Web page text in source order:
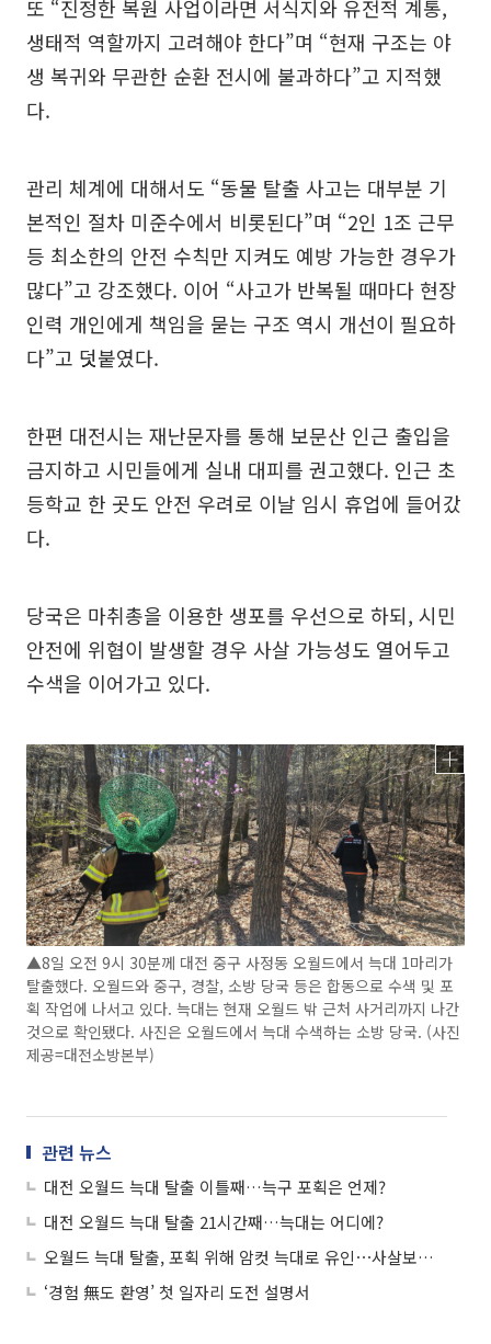
또 “진정한 복원 사업이라면 서식지와 유전적 계통,
생태적 역할까지 고려해야 한다”며 “현재 구조는 야
생 복귀와 무관한 순환 전시에 불과하다”고 지적했
다.
관리 체계에 대해서도 “동물 탈출 사고는 대부분 기
본적인 절차 미준수에서 비롯된다”며 “2인 1조 근무
등 최소한의 안전 수칙만 지켜도 예방 가능한 경우가
많다”고 강조했다. 이어 “사고가 반복될 때마다 현장
인력 개인에게 책임을 묻는 구조 역시 개선이 필요하
다”고 덧붙였다.
한편 대전시는 재난문자를 통해 보문산 인근 출입을
금지하고 시민들에게 실내 대피를 권고했다. 인근 초
등학교 한 곳도 안전 우려로 이날 임시 휴업에 들어갔
다.
당국은 마취총을 이용한 생포를 우선으로 하되, 시민
안전에 위협이 발생할 경우 사살 가능성도 열어두고
수색을 이어가고 있다.
▲8일 오전 9시 30분께 대전 중구 사정동 오월드에서 늑대 1마리가
탈출했다. 오월드와 중구, 경찰, 소방 당국 등은 합동으로 수색 및 포
획 작업에 나서고 있다. 늑대는 현재 오월드 밖 근처 사거리까지 나간
것으로 확인됐다. 사진은 오월드에서 늑대 수색하는 소방 당국. (사진
제공=대전소방본부)
관련 뉴스
대전 오월드 늑대 탈출 이틀째…늑구 포획은 언제?
대전 오월드 늑대 탈출 21시간째…늑대는 어디에?
오월드 늑대 탈출, 포획 위해 암컷 늑대로 유인⋯사살보단 생포 목표
‘경험 無도 환영’ 첫 일자리 도전 설명서